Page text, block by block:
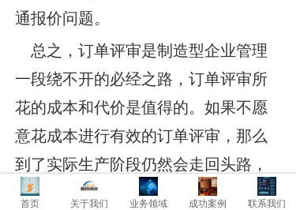
通报价问题。
总之，订单评审是制造型企业管理
一段绕不开的必经之路，订单评审所
花的成本和代价是值得的。如果不愿
意花成本进行有效的订单评审，那么
到了实际生产阶段仍然会走回头路，
这些成本会花更大的代价被找回，接
首页 关于我们 业务领域 成功案例 联系我们